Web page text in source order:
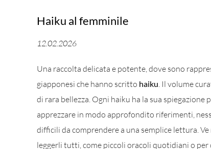
Haiku al femminile
12.02.2026
Una raccolta delicata e potente, dove sono
giapponesi che hanno scritto haiku. Il volume
di rara bellezza. Ogni haiku ha la sua
apprezzare in modo approfondito riferimenti,
difficili da comprendere a una semplice lettura.
leggerli tutti, come piccoli oracoli quotidiani o per